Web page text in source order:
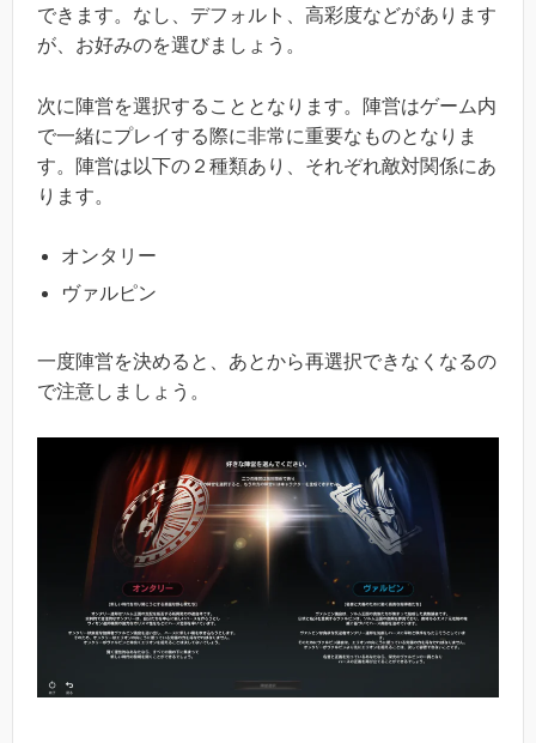
できます。なし、デフォルト、高彩度などがあります
が、お好みのを選びましょう。
次に陣営を選択することとなります。陣営はゲーム内
で一緒にプレイする際に非常に重要なものとなりま
す。陣営は以下の２種類あり、それぞれ敵対関係にあ
ります。
オンタリー
ヴァルピン
一度陣営を決めると、あとから再選択できなくなるの
で注意しましょう。